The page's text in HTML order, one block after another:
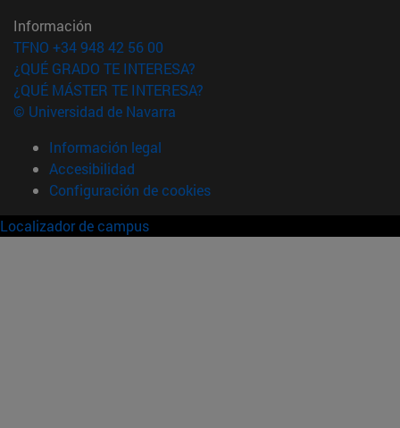
Información
TFNO +34 948 42 56 00
¿QUÉ GRADO TE INTERESA?
¿QUÉ MÁSTER TE INTERESA?
© Universidad de Navarra
Información legal
Accesibilidad
Configuración de cookies
Localizador de campus